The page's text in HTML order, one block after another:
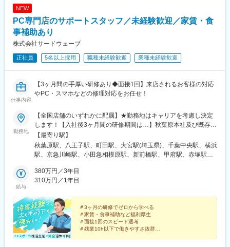
をやりぬいた後には、確かな成長を実感できます。
変更の範囲：会社の定める業務
※ネットワークエンジニアは全国で50名ほどの社員が在籍してい
ます。
・リモート制度あり：月の所定労働日数の半分を上限とし、週3日
・副業可能：社内規定あり
当社は、自社製品であるネットワーク機器及びソリューションサ
ービスをグローバルに販売しています。外資系企業とは異なり、
本社のマーケティング部門が製品企画の立案、生産計画、販売促
進まで主導的に進めています。
また、代理店を介さず直販でサービス提供を行うダイレクトタッ
をいち早く製品に反映できるのも当社の大きな強みです。より良
い製品、サービス作りに努めています。
■当社の魅力：
（1）製品力の高さ…日本発のネットワークメーカーとしての海外
拠点での製造にも日本の品質基準を定めています。サービス品質
が高く大手ベンダーの競合としても名が挙がっています。
（2）ワークライフバランス…完全週休2日制、平均勤続年数10年
NEW
PC専門店のサポートスタッフ／未経験歓迎／家賃・食
事補助あり
株式会社サードウェーブ
正社員 5名以上採用 職種未経験歓迎 業種未経験歓迎
仕事内容
【3ヶ月間の手厚い研修あり◆面接1回】来店されるお客様の対応
やPC・スマホなどの修理対応をお任せ！
勤務地
【全国店舗のいずれかに配属】★勤務地はキャリアを考慮し決定
します！【入社後3ヶ月間の研修期間は…】秋葉原本社及び既存の
デジタルドック店舗で研修を実施。※遠方の方は宿泊場所を用意し
ます！＜北海道・東北＞北海道／岩手県／宮城県／福島県＜関東
＞東京都／神奈川県／埼玉県／千葉県群馬県／茨城県／栃木県＜
静岡県／愛知県／三重県＜関西＞大阪府／京都府／兵庫県＜中
国・四国＞広島県／愛媛県／徳島県＜九州・沖縄＞福岡県／佐賀
京都千代田区外神田3‐12‐8 住友不動産秋葉原ビル◎将来的に訪
問でのサービス提供もお願いする可能性があります◎社命による
異動の場合は、引越費用全額負担します
【最寄り駅】
秋葉原駅、八王子駅、町田駅、大宮駅(埼玉県)、千葉中央駅、横浜
駅、京急川崎駅、小田急相模原駅、新前橋駅、甲府駅、赤塚駅、
駅、上前津駅、新潟駅、大泉駅(富山県)、松任駅、新福井駅、富士
駅、高茶屋駅、川中島駅、草薙駅(東海道本線)、なんば駅(南海
川駅、紙屋町西駅、福音寺駅、福山駅、徳島駅、竹下駅、佐賀
駅、騎射場駅、浦添前田駅、敷戸駅、田吉駅、南熊本駅、中野駅
(東京都)、京王八王子駅、京成千葉駅、平沼橋駅、川崎駅、末広町
駅(東京都)、さっぽろ駅、仙台駅、矢場町駅、福井駅(福井県)、日
本橋駅(大阪府)、祇園四条駅、三宮駅(神戸市営)、綾ノ町駅、本通
給与
380万円／3年目
310万円／1年目
＃3ヶ月の研修でゼロから学べる
＃家賃・食事補助など福利厚生
＃面接1回のスピード選考
＃残業10h以下で働きやすさ抜群